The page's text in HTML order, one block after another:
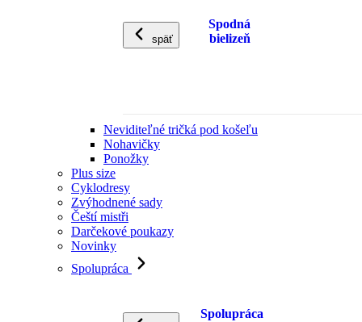
späť
Spodná
bielizeň
Neviditeľné tričká pod košeľu
Nohavičky
Ponožky
Plus size
Cyklodresy
Zvýhodnené sady
Čeští mistři
Darčekové poukazy
Novinky
Spolupráca
Spolupráca